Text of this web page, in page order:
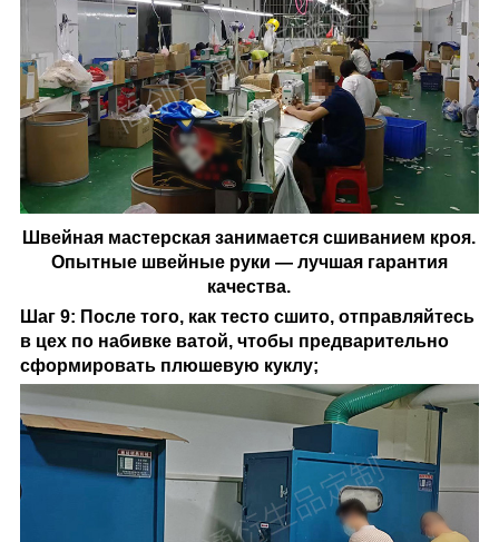
Швейная мастерская занимается сшиванием кроя.
Опытные швейные руки — лучшая гарантия
качества.
Шаг 9: После того, как тесто сшито, отправляйтесь
в цех по набивке ватой, чтобы предварительно
сформировать плюшевую куклу;